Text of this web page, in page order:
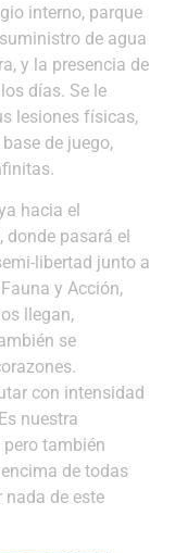
interno, parque
de agua
y la presencia de
días. Se le
lesiones físicas,
de juego,
hacia el
pasará el
libertad junto a
y Acción,
llegan,
se
con intensidad
nuestra
también
de todas
nada de este